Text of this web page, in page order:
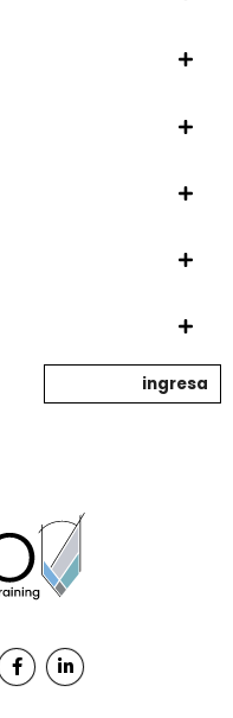
ingresa